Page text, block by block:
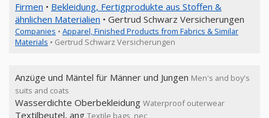
Firmen • Bekleidung, Fertigprodukte aus Stoffen &
ähnlichen Materialien • Gertrud Schwarz Versicherungen
Companies • Apparel, Finished Products from Fabrics & Similar
Materials • Gertrud Schwarz Versicherungen
Anzüge und Mäntel für Männer und Jungen Men's and boy's
suits and coats
Wasserdichte Oberbekleidung Waterproof outerwear
Textilbeutel, ang Textile bags, nec